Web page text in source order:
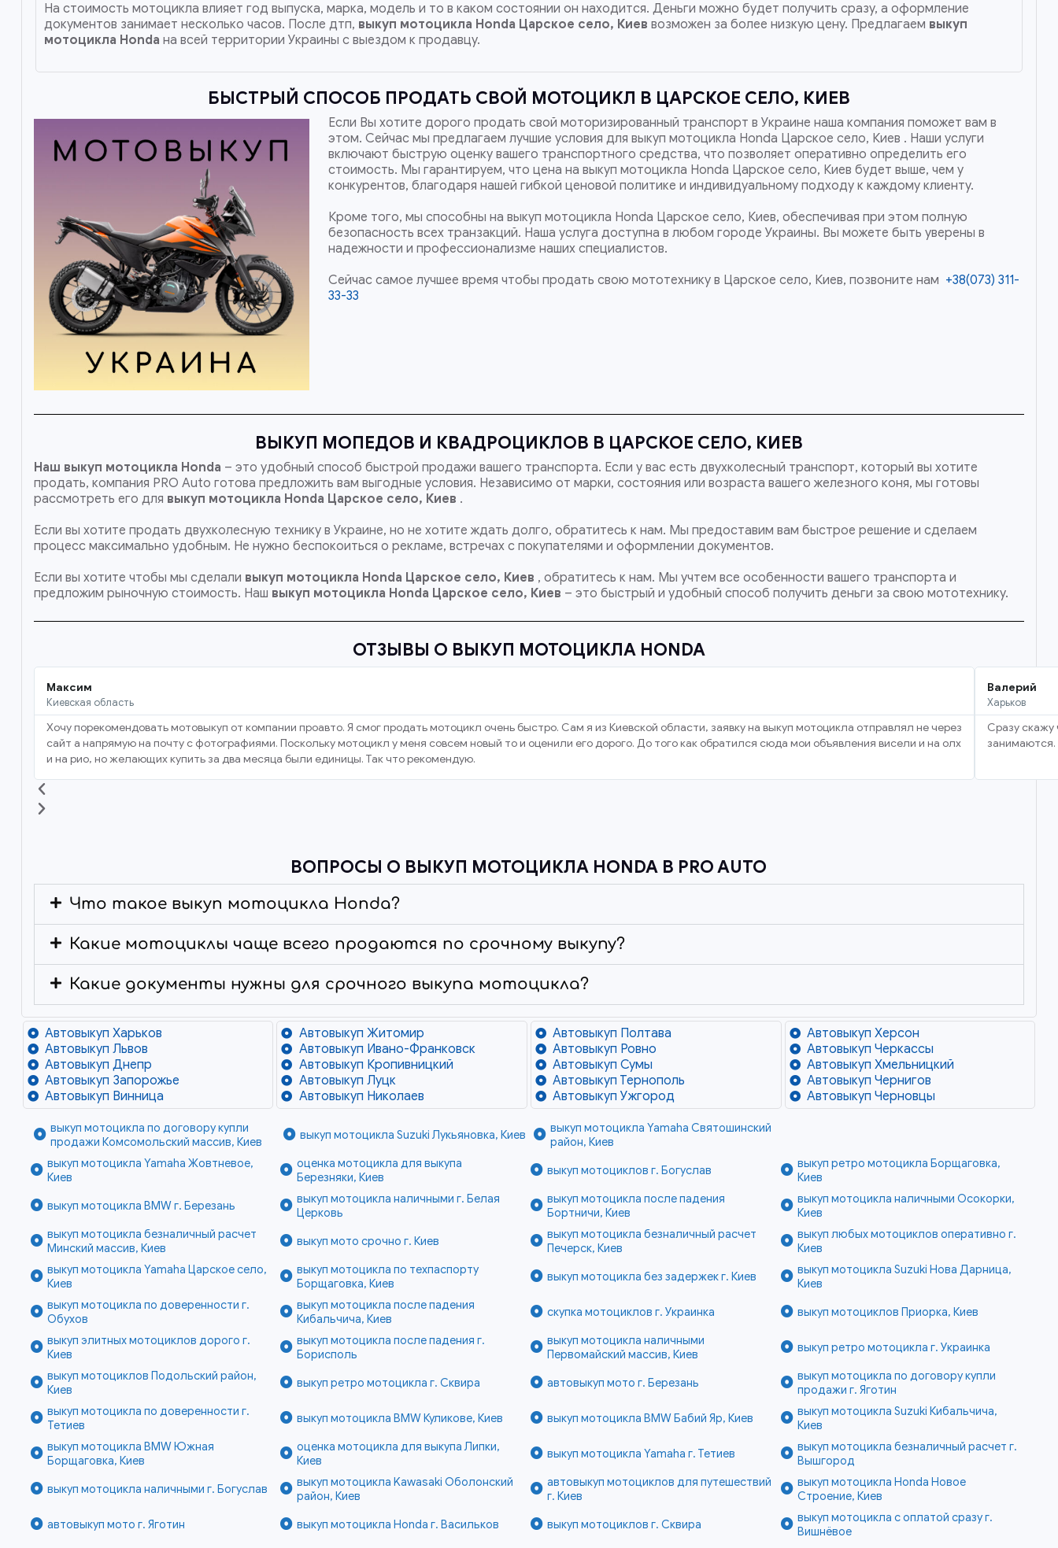
На стоимость мотоцикла влияет год выпуска, марка, модель и то в каком состоянии он находится. Деньги можно будет получить сразу, а оформление
документов занимает несколько часов. После дтп, выкуп мотоцикла Honda Царское село, Киев возможен за более низкую цену. Предлагаем выкуп
мотоцикла Honda на всей территории Украины с выездом к продавцу.
БЫСТРЫЙ СПОСОБ ПРОДАТЬ СВОЙ МОТОЦИКЛ В ЦАРСКОЕ СЕЛО, КИЕВ
Если Вы хотите дорого продать свой моторизированный транспорт в Украине наша компания поможет вам в
этом. Сейчас мы предлагаем лучшие условия для выкуп мотоцикла Honda Царское село, Киев . Наши услуги
включают быструю оценку вашего транспортного средства, что позволяет оперативно определить его
стоимость. Мы гарантируем, что цена на выкуп мотоцикла Honda Царское село, Киев будет выше, чем у
конкурентов, благодаря нашей гибкой ценовой политике и индивидуальному подходу к каждому клиенту.
Кроме того, мы способны на выкуп мотоцикла Honda Царское село, Киев, обеспечивая при этом полную
безопасность всех транзакций. Наша услуга доступна в любом городе Украины. Вы можете быть уверены в
надежности и профессионализме наших специалистов.
Сейчас самое лучшее время чтобы продать свою мототехнику в Царское село, Киев, позвоните нам +38(073) 311-
33-33
ВЫКУП МОПЕДОВ И КВАДРОЦИКЛОВ В ЦАРСКОЕ СЕЛО, КИЕВ
Наш выкуп мотоцикла Honda – это удобный способ быстрой продажи вашего транспорта. Если у вас есть двухколесный транспорт, который вы хотите
продать, компания PRO Auto готова предложить вам выгодные условия. Независимо от марки, состояния или возраста вашего железного коня, мы готовы
рассмотреть его для выкуп мотоцикла Honda Царское село, Киев .
Если вы хотите продать двухколесную технику в Украине, но не хотите ждать долго, обратитесь к нам. Мы предоставим вам быстрое решение и сделаем
процесс максимально удобным. Не нужно беспокоиться о рекламе, встречах с покупателями и оформлении документов.
Если вы хотите чтобы мы сделали выкуп мотоцикла Honda Царское село, Киев , обратитесь к нам. Мы учтем все особенности вашего транспорта и
предложим рыночную стоимость. Наш выкуп мотоцикла Honda Царское село, Киев – это быстрый и удобный способ получить деньги за свою мототехнику.
ОТЗЫВЫ О ВЫКУП МОТОЦИКЛА HONDA
Максим
Киевская область
Хочу порекомендовать мотовыкуп от компании проавто. Я смог продать мотоцикл очень быстро. Сам я из Киевской области, заявку на выкуп мотоцикла отправлял не через
сайт а напрямую на почту с фотографиями. Поскольку мотоцикл у меня совсем новый то и оценили его дорого. До того как обратился сюда мои объявления висели и на олх
и на рио, но желающих купить за два месяца были единицы. Так что рекомендую.
Валерий
Харьков
Сразу скажу
занимаются.
ВОПРОСЫ О ВЫКУП МОТОЦИКЛА HONDA В PRO AUTO
Что такое выкуп мотоцикла Honda?
Какие мотоциклы чаще всего продаются по срочному выкупу?
Какие документы нужны для срочного выкупа мотоцикла?
Автовыкуп Харьков
Автовыкуп Львов
Автовыкуп Днепр
Автовыкуп Запорожье
Автовыкуп Винница
Автовыкуп Житомир
Автовыкуп Ивано-Франковск
Автовыкуп Кропивницкий
Автовыкуп Луцк
Автовыкуп Николаев
Автовыкуп Полтава
Автовыкуп Ровно
Автовыкуп Сумы
Автовыкуп Тернополь
Автовыкуп Ужгород
Автовыкуп Херсон
Автовыкуп Черкассы
Автовыкуп Хмельницкий
Автовыкуп Чернигов
Автовыкуп Черновцы
выкуп мотоцикла по договору купли
продажи Комсомольский массив, Киев
выкуп мотоцикла Suzuki Лукьяновка, Киев
выкуп мотоцикла Yamaha Святошинский
район, Киев
выкуп мотоцикла Yamaha Жовтневое,
Киев
оценка мотоцикла для выкупа
Березняки, Киев
выкуп мотоциклов г. Богуслав
выкуп ретро мотоцикла Борщаговка,
Киев
выкуп мотоцикла BMW г. Березань
выкуп мотоцикла наличными г. Белая
Церковь
выкуп мотоцикла после падения
Бортничи, Киев
выкуп мотоцикла наличными Осокорки,
Киев
выкуп мотоцикла безналичный расчет
Минский массив, Киев
выкуп мото срочно г. Киев
выкуп мотоцикла безналичный расчет
Печерск, Киев
выкуп любых мотоциклов оперативно г.
Киев
выкуп мотоцикла Yamaha Царское село,
Киев
выкуп мотоцикла по техпаспорту
Борщаговка, Киев
выкуп мотоцикла без задержек г. Киев
выкуп мотоцикла Suzuki Нова Дарница,
Киев
выкуп мотоцикла по доверенности г.
Обухов
выкуп мотоцикла после падения
Кибальчича, Киев
скупка мотоциклов г. Украинка
выкуп мотоциклов Приорка, Киев
выкуп элитных мотоциклов дорого г.
Киев
выкуп мотоцикла после падения г.
Борисполь
выкуп мотоцикла наличными
Первомайский массив, Киев
выкуп ретро мотоцикла г. Украинка
выкуп мотоциклов Подольский район,
Киев
выкуп ретро мотоцикла г. Сквира автовыкуп мото г. Березань
выкуп мотоцикла по договору купли
продажи г. Яготин
выкуп мотоцикла по доверенности г.
Тетиев
выкуп мотоцикла BMW Куликове, Киев выкуп мотоцикла BMW Бабий Яр, Киев
выкуп мотоцикла Suzuki Кибальчича,
Киев
выкуп мотоцикла BMW Южная
Борщаговка, Киев
оценка мотоцикла для выкупа Липки,
Киев
выкуп мотоцикла Yamaha г. Тетиев
выкуп мотоцикла безналичный расчет г.
Вышгород
выкуп мотоцикла наличными г. Богуслав
выкуп мотоцикла Kawasaki Оболонский
район, Киев
автовыкуп мотоциклов для путешествий
г. Киев
выкуп мотоцикла Honda Новое
Строение, Киев
автовыкуп мото г. Яготин
выкуп мотоцикла Honda г. Васильков выкуп мотоциклов г. Сквира
выкуп мотоцикла с оплатой сразу г.
Вишнёвое